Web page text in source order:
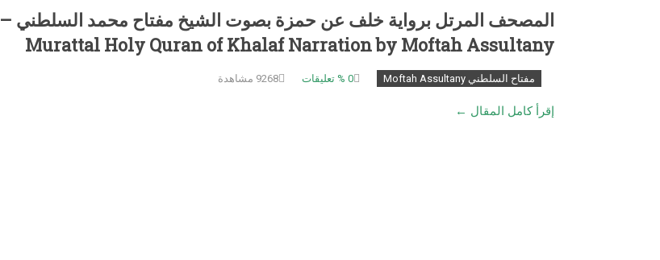
المصحف المرتل برواية خلف عن حمزة بصوت الشيخ مفتاح محمد السلطني –
Murattal Holy Quran of Khalaf Narration by Moftah Assultany
مفتاح السلطني Moftah Assultany 0 % تعليقات 9268 مشاهدة
إقرأ كامل المقال ←